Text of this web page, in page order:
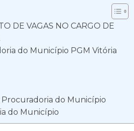
DE VAGAS NO CARGO DE
do Município PGM Vitória
do Município
do Município